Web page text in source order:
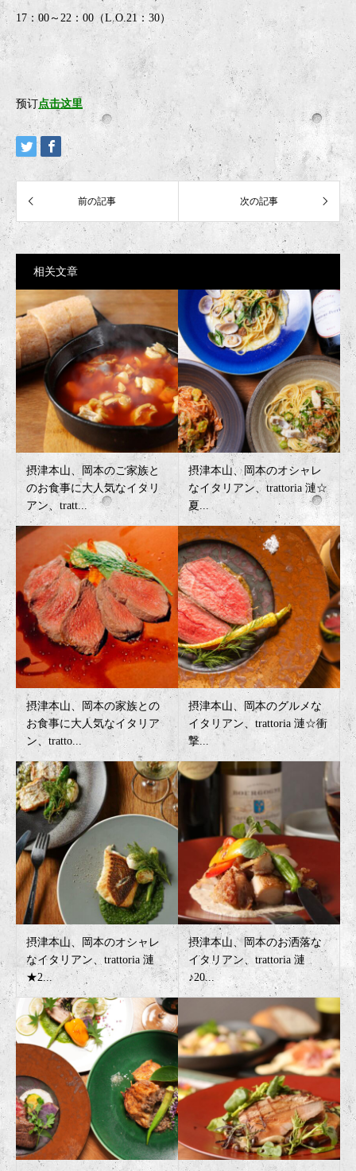
17：00～22：00（L.O.21：30）
预订点击这里
相关文章
摂津本山、岡本のご家族と
のお食事に大人気なイタリ
アン、tratt...
摂津本山、岡本のオシャレ
なイタリアン、trattoria 漣☆
夏...
摂津本山、岡本の家族との
お食事に大人気なイタリア
ン、tratto...
摂津本山、岡本のグルメな
イタリアン、trattoria 漣☆衝
撃...
摂津本山、岡本のオシャレ
なイタリアン、trattoria 漣
★2...
摂津本山、岡本のお洒落な
イタリアン、trattoria 漣
♪20...